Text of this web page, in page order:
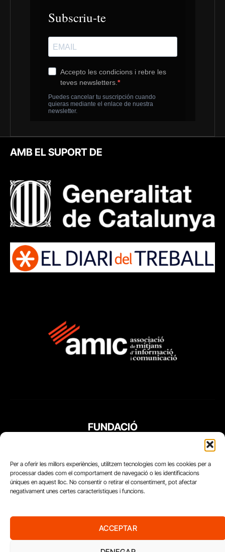
Per a oferir les millors experiències, utilitzem tecnologies com les cookies per a
processar dades com el comportament de navegació o les identificacions
úniques en aquest lloc. No consentir o retirar el consentiment, pot afectar
negativament unes certes característiques i funcions.
ACCEPTAR
AMB EL SUPORT DE
FUNDACIÓ